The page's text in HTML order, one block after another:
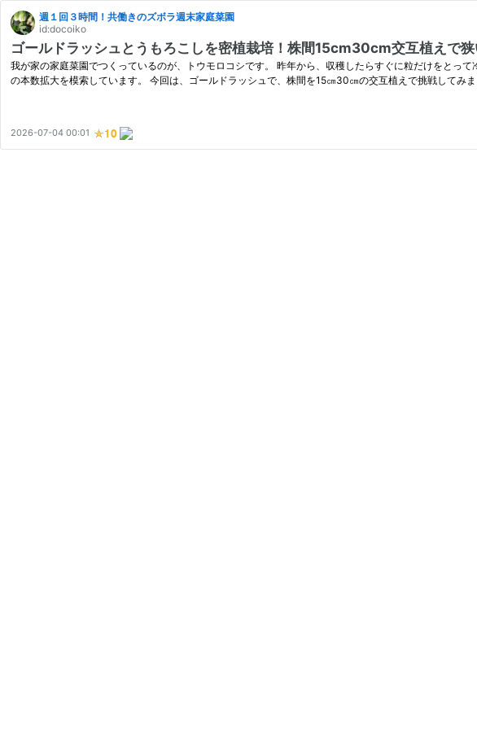
週１回３時間！共働きのズボラ週末家庭菜園
id:docoiko
ゴールドラッシュとうもろこしを密植栽培！株間15cm30cm交互植えで狭
我が家の家庭菜園でつくっているのが、トウモロコシです。 昨年から、収穫したらすぐに粒だけをとっ
の本数拡大を模索しています。 今回は、ゴールドラッシュで、株間を15㎝30㎝の交互植えで挑戦してみ
2026-07-04 00:01